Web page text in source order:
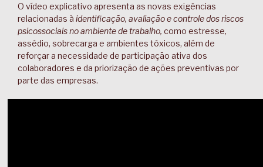
O vídeo explicativo apresenta as novas exigências
relacionadas à identificação, avaliação e controle dos riscos
psicossociais no ambiente de trabalho, como estresse,
assédio, sobrecarga e ambientes tóxicos, além de
reforçar a necessidade de participação ativa dos
colaboradores e da priorização de ações preventivas por
parte das empresas.